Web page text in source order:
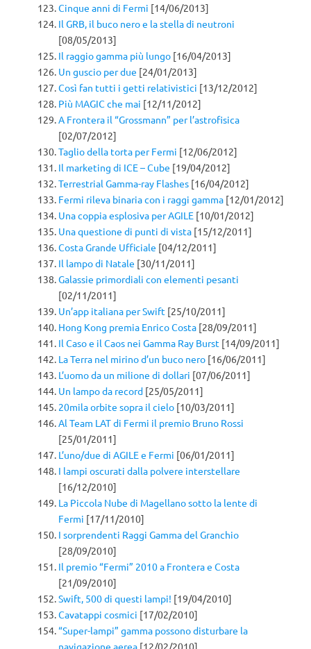
Cinque anni di Fermi [14/06/2013]
Il GRB, il buco nero e la stella di neutroni
[08/05/2013]
Il raggio gamma più lungo [16/04/2013]
Un guscio per due [24/01/2013]
Così fan tutti i getti relativistici [13/12/2012]
Più MAGIC che mai [12/11/2012]
A Frontera il “Grossmann” per l’astrofisica
[02/07/2012]
Taglio della torta per Fermi [12/06/2012]
Il marketing di ICE – Cube [19/04/2012]
Terrestrial Gamma-ray Flashes [16/04/2012]
Fermi rileva binaria con i raggi gamma [12/01/2012]
Una coppia esplosiva per AGILE [10/01/2012]
Una questione di punti di vista [15/12/2011]
Costa Grande Ufficiale [04/12/2011]
Il lampo di Natale [30/11/2011]
Galassie primordiali con elementi pesanti
[02/11/2011]
Un’app italiana per Swift [25/10/2011]
Hong Kong premia Enrico Costa [28/09/2011]
Il Caso e il Caos nei Gamma Ray Burst [14/09/2011]
La Terra nel mirino d’un buco nero [16/06/2011]
L’uomo da un milione di dollari [07/06/2011]
Un lampo da record [25/05/2011]
20mila orbite sopra il cielo [10/03/2011]
Al Team LAT di Fermi il premio Bruno Rossi
[25/01/2011]
L’uno/due di AGILE e Fermi [06/01/2011]
I lampi oscurati dalla polvere interstellare
[16/12/2010]
La Piccola Nube di Magellano sotto la lente di
Fermi [17/11/2010]
I sorprendenti Raggi Gamma del Granchio
[28/09/2010]
Il premio “Fermi” 2010 a Frontera e Costa
[21/09/2010]
Swift, 500 di questi lampi! [19/04/2010]
Cavatappi cosmici [17/02/2010]
“Super-lampi” gamma possono disturbare la
navigazione aerea [12/02/2010]